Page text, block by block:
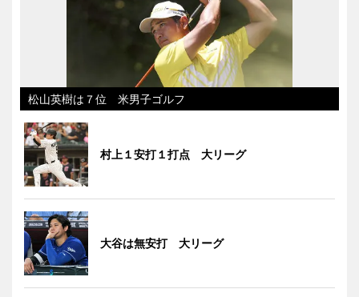
松山英樹は７位 米男子ゴルフ
村上１安打１打点 大リーグ
大谷は無安打 大リーグ